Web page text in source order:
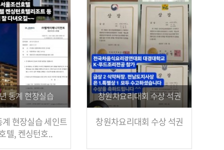
리대회 수상 석권
리대회 수상 석권
2026년 신입생 예비소집
2026년 신입생 예비소집